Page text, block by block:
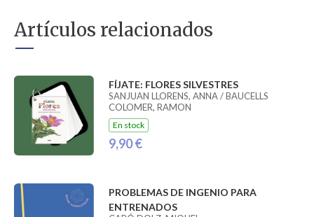
Artículos relacionados
FÍJATE: FLORES SILVESTRES
SANJUAN LLORENS, ANNA / BAUCELLS
COLOMER, RAMON
En stock
9,90 €
PROBLEMAS DE INGENIO PARA
ENTRENADOS